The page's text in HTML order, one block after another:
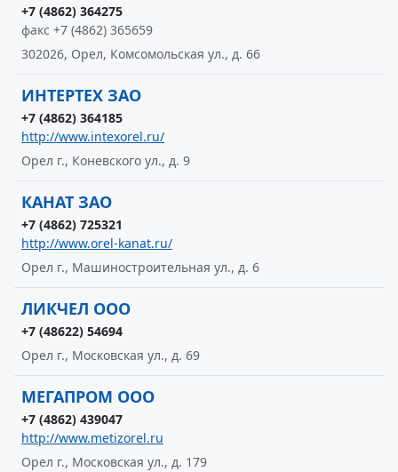
+7 (4862) 364275
факс +7 (4862) 365659
302026, Орел, Комсомольская ул., д. 66
ИНТЕРТЕХ ЗАО
+7 (4862) 364185
http://www.intexorel.ru/
Орел г., Коневского ул., д. 9
КАНАТ ЗАО
+7 (4862) 725321
http://www.orel-kanat.ru/
Орел г., Машиностроительная ул., д. 6
ЛИКЧЕЛ ООО
+7 (48622) 54694
Орел г., Московская ул., д. 69
МЕГАПРОМ ООО
+7 (4862) 439047
http://www.metizorel.ru
Орел г., Московская ул., д. 179